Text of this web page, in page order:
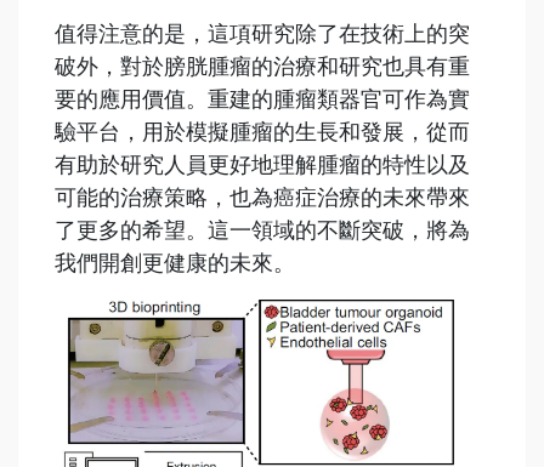
值得注意的是，這項研究除了在技術上的突
破外，對於膀胱腫瘤的治療和研究也具有重
要的應用價值。重建的腫瘤類器官可作為實
驗平台，用於模擬腫瘤的生長和發展，從而
有助於研究人員更好地理解腫瘤的特性以及
可能的治療策略，也為癌症治療的未來帶來
了更多的希望。這一領域的不斷突破，將為
我們開創更健康的未來。